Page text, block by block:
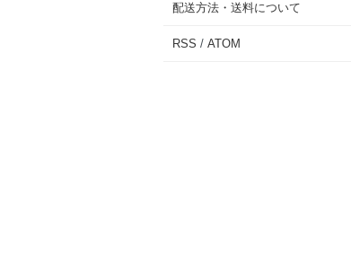
配送方法・送料について
RSS / ATOM